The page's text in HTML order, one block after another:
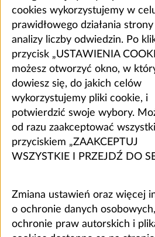
cookies wykorzystujemy w
prawidłowego działania
analizy liczby odwiedzin. Po
przycisk „USTAWIENIA
możesz otworzyć okno, w
dowiesz się, do jakich celów
wykorzystujemy pliki cookie, i
potwierdzić swoje wybory.
od razu zaakceptować
przyciskiem „ZAAKCEPTUJ
WSZYSTKIE I PRZEJDŹ DO
Zmiana ustawień oraz więcej
o ochronie danych osobowych,
ochronie praw autorskich i